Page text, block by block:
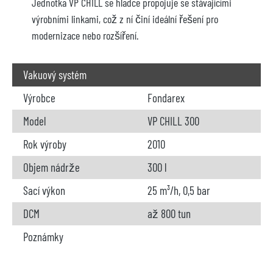
výrobními linkami, což z ní činí ideální řešení pro
modernizace nebo rozšíření.
Vakuový systém
Výrobce
Fondarex
Model
VP CHILL 300
Rok výroby
2010
Objem nádrže
300 l
Sací výkon
25 m³/h, 0,5 bar
DCM
až 800 tun
Poznámky